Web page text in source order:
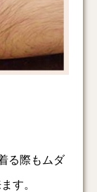
る際もムダ
す。